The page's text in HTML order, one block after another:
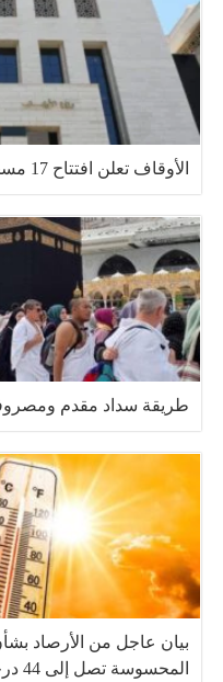
الأوقاف تعلن افتتاح 17 مسجداً اليوم في 10 محافظات
طريقة سداد مقدم
بيان عاجل من الأرصاد
المحسوسة تصل إلى 44 درجة